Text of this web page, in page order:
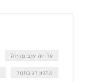
ארוחת ערב מהירה
מתכון דג בתנור